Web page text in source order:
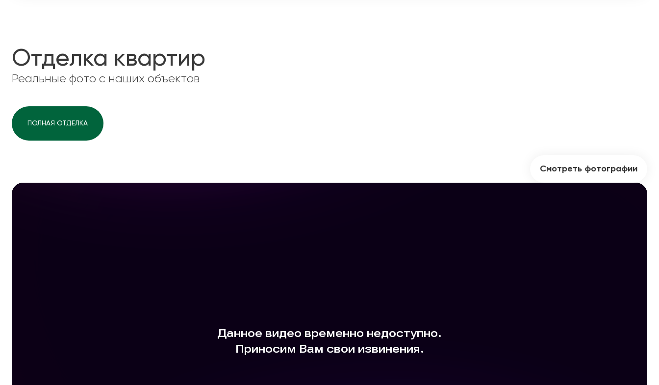
Отделка квартир
Реальные фото с наших объектов
ПОЛНАЯ ОТДЕЛКА
Смотреть фотографии